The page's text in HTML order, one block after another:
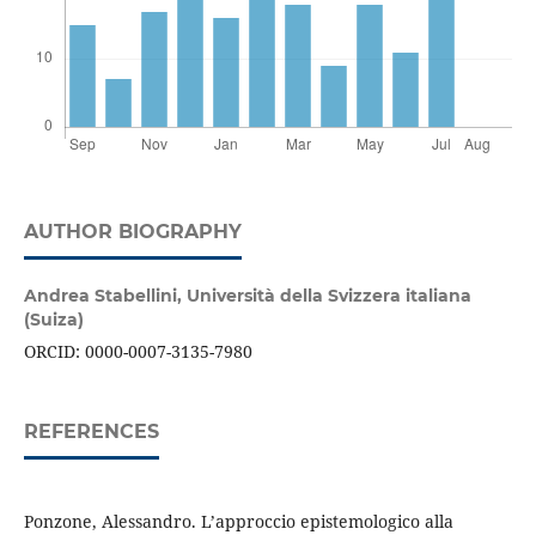
AUTHOR BIOGRAPHY
Andrea Stabellini, Università della Svizzera italiana
(Suiza)
ORCID: 0000-0007-3135-7980
REFERENCES
Ponzone, Alessandro. L’approccio epistemologico alla